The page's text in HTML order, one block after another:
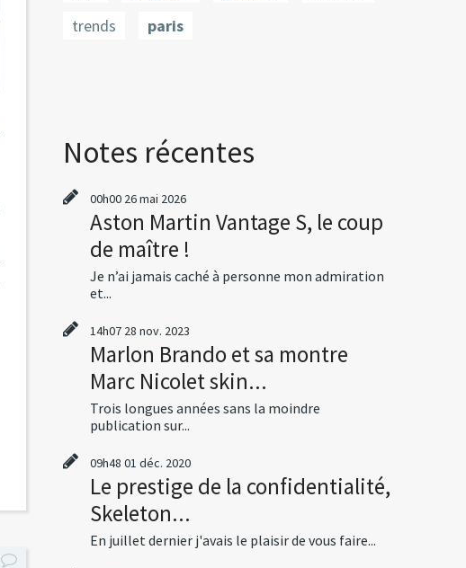
trends
paris
Notes récentes
00h00 26mai 2026
Aston Martin Vantage S, le coup
de maître !
Je n’ai jamais caché à personne mon admiration
et...
14h07 28 nov. 2023
Marlon Brando et sa montre
Marc Nicolet skin...
Trois longues années sans la moindre
publication sur...
09h48 01 déc. 2020
Le prestige de la confidentialité,
Skeleton...
En juillet dernier j'avais le plaisir de vous faire...